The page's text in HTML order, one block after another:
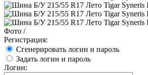
Фото /
Регистрация:
Сгенерировать логин и пароль
Задать логин и пароль
Логин: